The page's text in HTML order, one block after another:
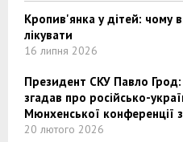
Кропив'янка у дітей: чому
лікувати
16 липня 2026
Президент СКУ Павло
згадав про російсько-
Мюнхенської конференції
20 лютого 2026